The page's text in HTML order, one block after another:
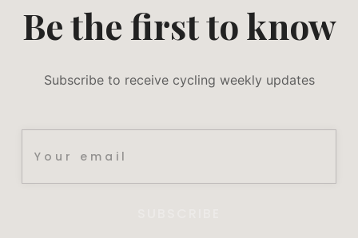
Be the first to know
Subscribe to receive cycling weekly updates